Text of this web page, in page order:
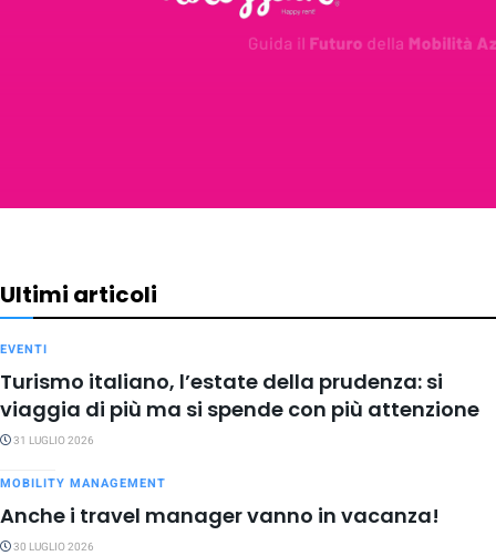
Ultimi articoli
EVENTI
Turismo italiano, l’estate della prudenza: si
viaggia di più ma si spende con più attenzione
31 LUGLIO 2026
MOBILITY MANAGEMENT
Anche i travel manager vanno in vacanza!
30 LUGLIO 2026